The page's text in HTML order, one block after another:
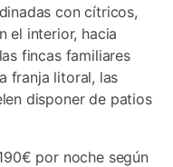
con cítricos,
el interior, hacia
fincas familiares
franja litoral, las
disponer de patios
por noche según